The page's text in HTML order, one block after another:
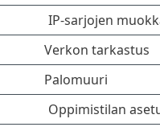
IP-sarjojen
Verkon tarkastus
Palomuuri
Oppimistilan